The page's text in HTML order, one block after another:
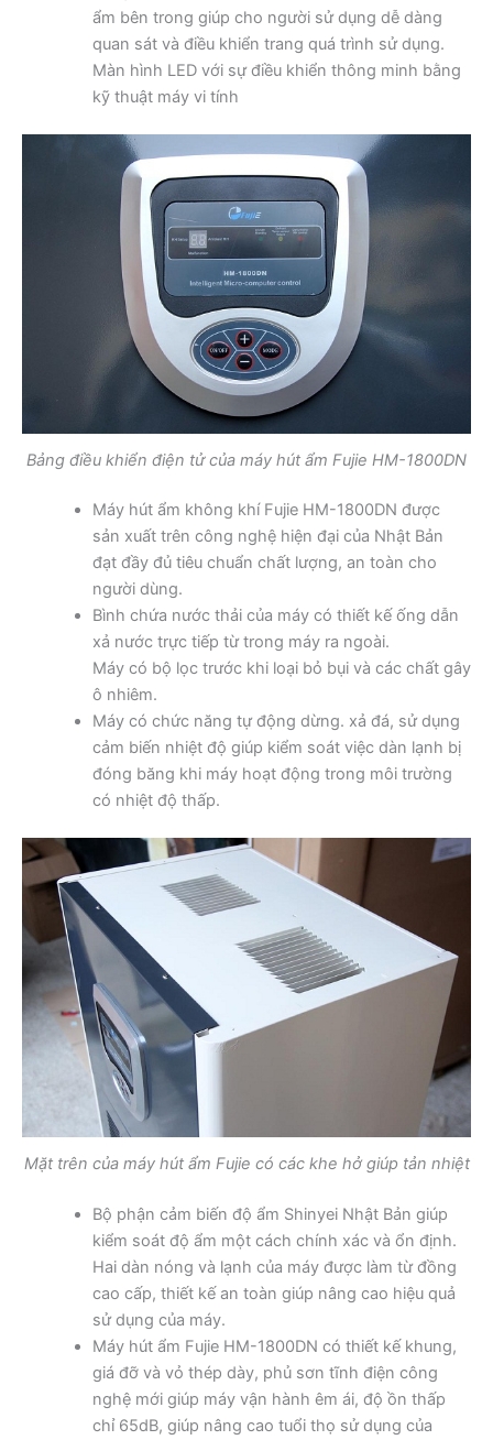
ẩm bên trong giúp cho người sử dụng dễ dàng
quan sát và điều khiển trang quá trình sử dụng.
Màn hình LED với sự điều khiển thông minh bằng
kỹ thuật máy vi tính
Bảng điều khiển điện tử của máy hút ẩm Fujie HM-1800DN
Máy hút ẩm không khí Fujie HM-1800DN được
sản xuất trên công nghệ hiện đại của Nhật Bản
đạt đầy đủ tiêu chuẩn chất lượng, an toàn cho
người dùng.
Bình chứa nước thải của máy có thiết kế ống dẫn
xả nước trực tiếp từ trong máy ra ngoài.
Máy có bộ lọc trước khi loại bỏ bụi và các chất gây
ô nhiêm.
Máy có chức năng tự động dừng. xả đá, sử dụng
cảm biến nhiệt độ giúp kiểm soát việc dàn lạnh bị
đóng băng khi máy hoạt động trong môi trường
có nhiệt độ thấp.
Mặt trên của máy hút ẩm Fujie có các khe hở giúp tản nhiệt
Bộ phận cảm biến độ ẩm Shinyei Nhật Bản giúp
kiểm soát độ ẩm một cách chính xác và ổn định.
Hai dàn nóng và lạnh của máy được làm từ đồng
cao cấp, thiết kế an toàn giúp nâng cao hiệu quả
sử dụng của máy.
Máy hút ẩm Fujie HM-1800DN có thiết kế khung,
giá đỡ và vỏ thép dày, phủ sơn tĩnh điện công
nghệ mới giúp máy vận hành êm ái, độ ồn thấp
chỉ 65dB, giúp nâng cao tuổi thọ sử dụng của